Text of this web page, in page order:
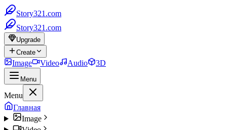
Story321.com
Story321.com
Upgrade
Create
Image Video Audio 3D
Menu
Menu
Главная
Image